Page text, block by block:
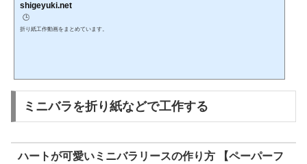
shigeyuki.net
🕒️
折り紙工作動画をまとめています。
ミニバラを折り紙などで工作する
ハートが可愛いミニバラリースの作り方 【ペーパーフ